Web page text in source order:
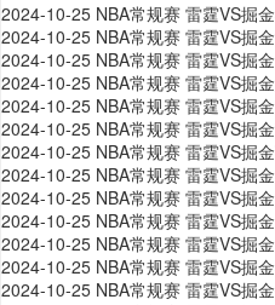
2024-10-25 NBA常规赛 雷霆VS掘
2024-10-25 NBA常规赛 雷霆VS掘
2024-10-25 NBA常规赛 雷霆VS掘
2024-10-25 NBA常规赛 雷霆VS掘
2024-10-25 NBA常规赛 雷霆VS掘
2024-10-25 NBA常规赛 雷霆VS掘
2024-10-25 NBA常规赛 雷霆VS掘
2024-10-25 NBA常规赛 雷霆VS掘
2024-10-25 NBA常规赛 雷霆VS掘
2024-10-25 NBA常规赛 雷霆VS掘
2024-10-25 NBA常规赛 雷霆VS掘
2024-10-25 NBA常规赛 雷霆VS掘
2024-10-25 NBA常规赛 雷霆VS掘